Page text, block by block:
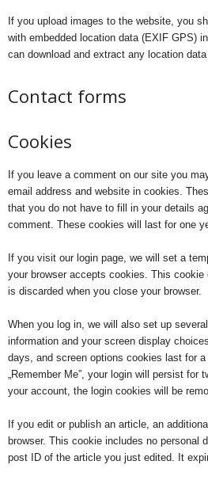
If you upload images to the website, you
with embedded location data (EXIF GPS)
can download and extract any location
Contact forms
Cookies
If you leave a comment on our site you
email address and website in cookies.
that you do not have to fill in your details
comment. These cookies will last for one
If you visit our login page, we will set a
your browser accepts cookies. This cookie
is discarded when you close your browser.
When you log in, we will also set up
information and your screen display
days, and screen options cookies last for
„Remember Me”, your login will persist for
your account, the login cookies will be
If you edit or publish an article, an
browser. This cookie includes no personal
post ID of the article you just edited. It